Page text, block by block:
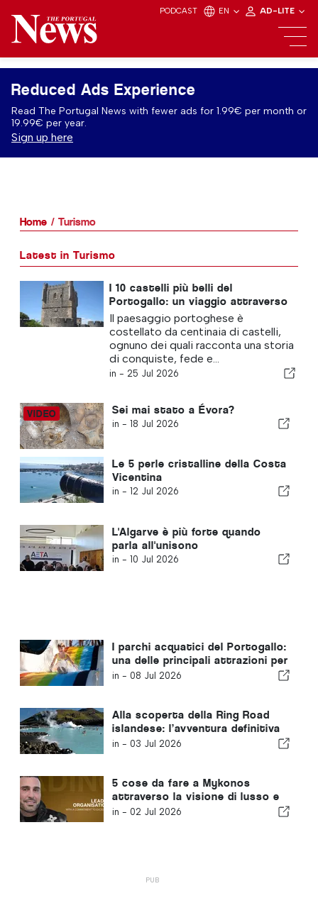
PODCAST EN AD-LITE
Reduced Ads Experience
Read The Portugal News with fewer ads for 1.99€ per month or
19.99€ per year.
Sign up here
Home Turismo
Latest in Turismo
I 10 castelli più belli del
Portogallo: un viaggio attraverso
la storia del Paese
Il paesaggio portoghese è
costellato da centinaia di castelli,
ognuno dei quali racconta una storia
di conquiste, fede e...
in - 25 Jul 2026
Sei mai stato a Évora?
in - 18 Jul 2026
Le 5 perle cristalline della Costa
Vicentina
in - 12 Jul 2026
L'Algarve è più forte quando
parla all'unisono
in - 10 Jul 2026
I parchi acquatici del Portogallo:
una delle principali attrazioni per
famiglie del Paese
in - 08 Jul 2026
Alla scoperta della Ring Road
islandese: l’avventura definitiva
in auto tra paesaggi mozzafiato
in - 03 Jul 2026
5 cose da fare a Mykonos
attraverso la visione di lusso e
serenità di Yasam Ayavefe
in - 02 Jul 2026